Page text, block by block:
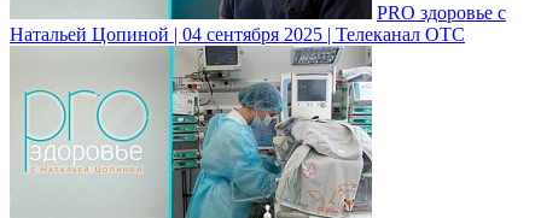
PRO здоровье с
Натальей Цопиной | 04 сентября 2025 | Телеканал ОТС